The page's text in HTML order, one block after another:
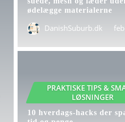
ødelægge materialerne
DanishSuburb.dk
PRAKTISKE TIPS &
LØSNINGER
10 hverdags-hacks der